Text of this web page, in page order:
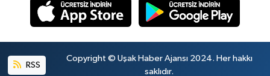
RSS
Copyright © Uşak Haber Ajansı 2024. Her hakkı
saklıdır.